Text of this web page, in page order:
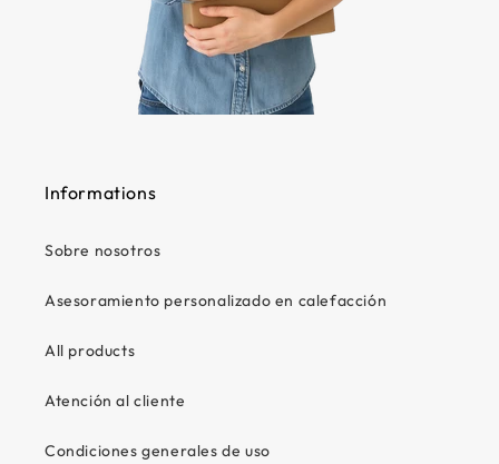
Informations
Sobre nosotros
Asesoramiento personalizado en calefacción
All products
Atención al cliente
Condiciones generales de uso